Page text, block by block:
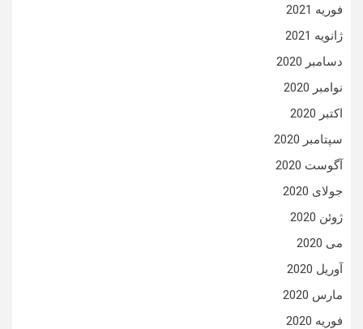
فوریه 2021
ژانویه 2021
دسامبر 2020
نوامبر 2020
اکتبر 2020
سپتامبر 2020
آگوست 2020
جولای 2020
ژوئن 2020
می 2020
آوریل 2020
مارس 2020
فوریه 2020